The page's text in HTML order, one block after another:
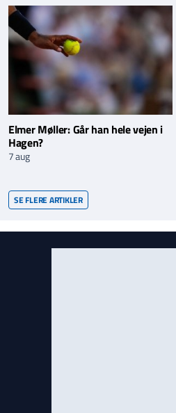
Elmer Møller: Går han hele vejen i
Hagen?
7 aug
SE FLERE ARTIKLER